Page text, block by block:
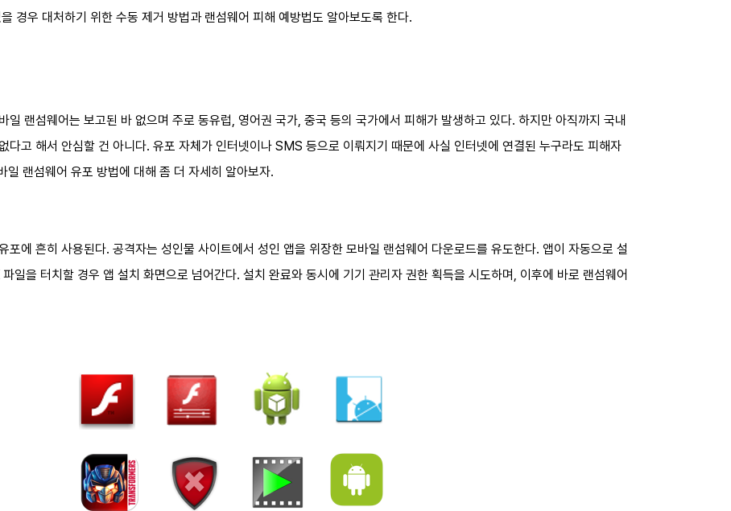
경우 대처하기 위한 수동 제거 방법과 랜섬웨어 피해 예방법도 알아보도록 한다.
일 랜섬웨어는 보고된 바 없으며 주로 동유럽, 영어권 국가, 중국 등의 국가에서 피해가 발생하고 있다. 하지만 아직까지 국내
다고 해서 안심할 건 아니다. 유포 자체가 인터넷이나 SMS 등으로 이뤄지기 때문에 사실 인터넷에 연결된 누구라도 피해자
일 랜섬웨어 유포 방법에 대해 좀 더 자세히 알아보자.
포에 흔히 사용된다. 공격자는 성인물 사이트에서 성인 앱을 위장한 모바일 랜섬웨어 다운로드를 유도한다. 앱이 자동으로 설
일을 터치할 경우 앱 설치 화면으로 넘어간다. 설치 완료와 동시에 기기 관리자 권한 획득을 시도하며, 이후에 바로 랜섬웨어